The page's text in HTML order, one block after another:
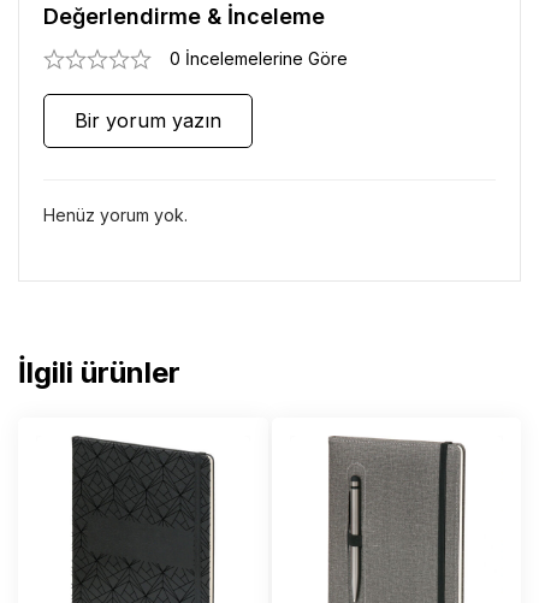
Değerlendirme & İnceleme
0 İncelemelerine Göre
Bir yorum yazın
Henüz yorum yok.
İlgili ürünler